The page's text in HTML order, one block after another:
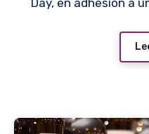
Day, en adhesión a